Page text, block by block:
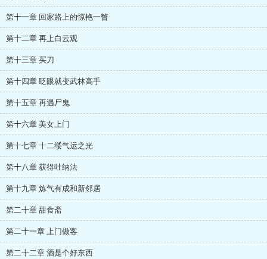
第十一章 回家路上的惊艳一瞥
第十二章 再上白云观
第十三章 买刀
第十四章 眨眼就变武林高手
第十五章 再遇尸鬼
第十六章 美女上门
第十七章 十二缕气运之光
第十八章 获得吐纳法
第十九章 炼气有成和新邻居
第二十章 甜食斋
第二十一章 上门做客
第二十二章 酒是个好东西